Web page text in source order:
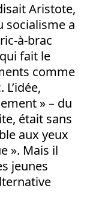
Aristote,
socialisme a
à-brac
fait le
comme
» – du
était sans
aux yeux
». Mais il
jeunes